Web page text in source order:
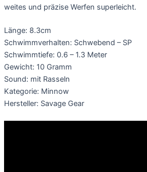
weites und präzise Werfen superleicht.
Länge: 8.3cm
Schwimmverhalten: Schwebend – SP
Schwimmtiefe: 0.6 – 1.3 Meter
Gewicht: 10 Gramm
Sound: mit Rasseln
Kategorie: Minnow
Hersteller: Savage Gear